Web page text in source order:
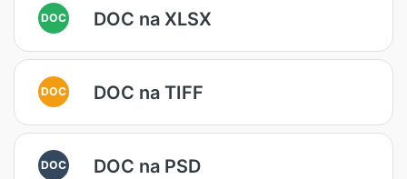
DOC DOC na XLSX
DOC DOC na TIFF
DOC DOC na PSD